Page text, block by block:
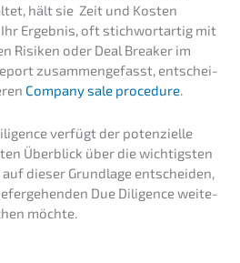
hält sie Zeit und Kosten
Ergeb­nis, oft stich­wort­ar­tig mit
Risiken oder Deal Break­er im
zusam­men­ge­fasst, entschei­
Compa­ny sale proce­du­re.
verfügt der poten­zi­el­le
Überblick über die wichtigs­ten
dieser Grund­la­ge entschei­den,
Due Diligence weite­
möchte.